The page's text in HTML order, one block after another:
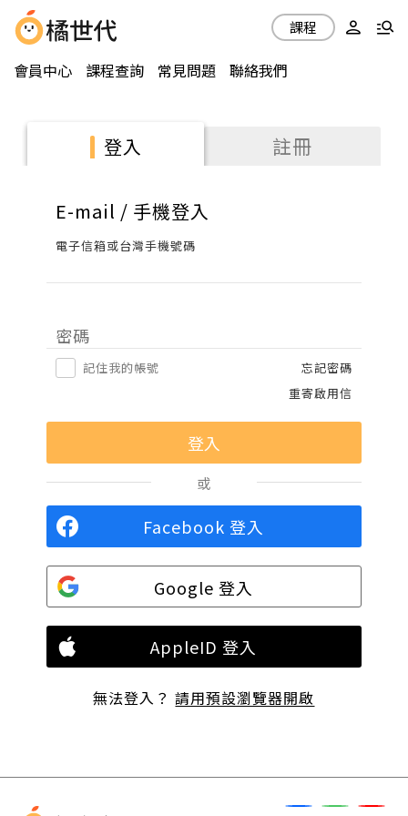
會員中心 課程查詢 常見問題 聯絡我們
課程
登入 註冊
E-mail / 手機登入
電子信箱或台灣手機號碼
密碼
記住我的帳號
忘記密碼
重寄啟用信
或
Facebook 登入
Google 登入
AppleID 登入
無法登入？請用預設瀏覽器開啟